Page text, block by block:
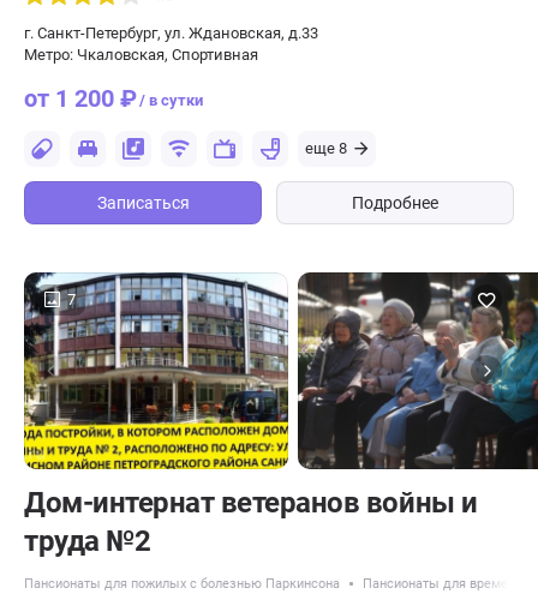
г. Санкт-Петербург, ул. Ждановская, д.33
Метро: Чкаловская, Спортивная
от 1 200 ₽/ в сутки
еще 8
Записаться Подробнее
7
Дом-интернат ветеранов войны и
труда №2
Пансионаты для пожилых с болезнью Паркинсона Пансионаты для